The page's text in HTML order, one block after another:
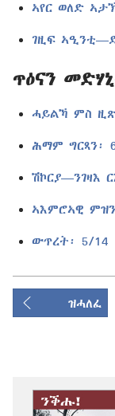
ኣየር ወለድ
ገዚፍ
ጥዕናን
ሓይልኻ ምስ
ሕማም ግርጻን፡
ሽኮርያ—ንገዛእ
ኣእምሮኣዊ
ውጥረት፡ 5/14
ዝሓለፈ